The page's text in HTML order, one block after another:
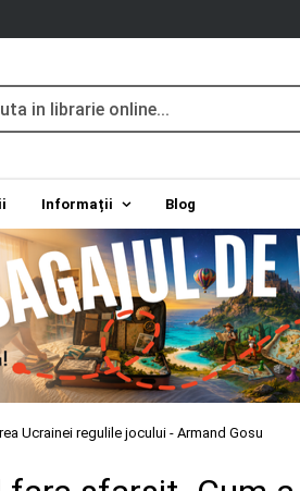
Informații Blog
Ucrainei regulile jocului - Armand Gosu